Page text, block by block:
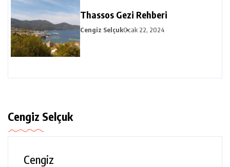
Thassos Gezi Rehberi
Cengiz SelçukOcak 22, 2024
Cengiz Selçuk
Cengiz